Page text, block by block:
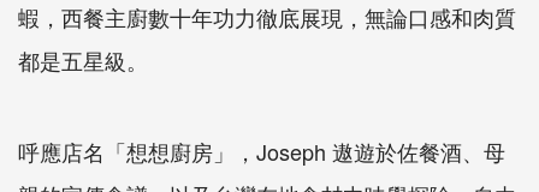
蝦，西餐主廚數十年功力徹底展現，無論口感和肉質
都是五星級。
呼應店名「想想廚房」，Joseph 遨遊於佐餐酒、母